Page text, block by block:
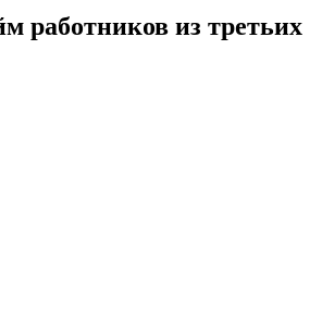
работников из третьих